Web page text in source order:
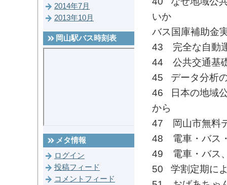
いか
バス国庫補助金
43 完全な自動
44 公共交通基
45 データ分析
46 日本の地域
から
47 岡山市無料
48 電車・バス
49 電車・バス
50 学割定期に
2014年7月
2013年10月
岡山駅バス時刻表
メタ情報
ログイン
投稿フィード
コメントフィード